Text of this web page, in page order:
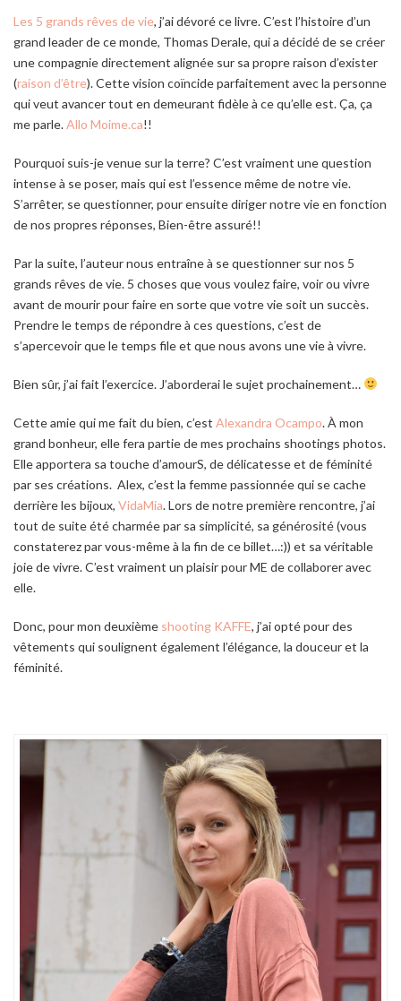
Les 5 grands rêves de vie, j’ai dévoré ce livre. C’est l’histoire d’un
grand leader de ce monde, Thomas Derale, qui a décidé de se créer
une compagnie directement alignée sur sa propre raison d’exister
(raison d’être). Cette vision coïncide parfaitement avec la personne
qui veut avancer tout en demeurant fidèle à ce qu’elle est. Ça, ça
me parle.Allo Moime.ca!!
Pourquoi suis-je venue sur la terre? C’est vraiment une question
intense à se poser, mais qui est l’essence même de notre vie.
S’arrêter, se questionner, pour ensuite diriger notre vie en fonction
de nos propres réponses, Bien-être assuré!!
Par la suite, l’auteur nous entraîne à se questionner sur nos 5
grands rêves de vie. 5 choses que vous voulez faire, voir ou vivre
avant de mourir pour faire en sorte que votre vie soit un succès.
Prendre le temps de répondre à ces questions, c’est de
s’apercevoir que le temps file et que nous avons une vie à vivre.
Bien sûr, j’ai fait l’exercice. J’aborderai le sujet prochainement…
Cette amie qui me fait du bien, c’est Alexandra Ocampo. À mon
grand bonheur, elle fera partie de mes prochains shootings photos.
Elle apportera sa touche d’amourS, de délicatesse et de féminité
par ses créations. Alex, c’est la femme passionnée qui se cache
derrière les bijoux, VidaMia. Lors de notre première rencontre, j’ai
tout de suite été charmée par sa simplicité, sa générosité (vous
constaterez par vous-même à la fin de ce billet…:)) et sa véritable
joie de vivre. C’est vraiment un plaisir pour ME de collaborer avec
elle.
Donc, pour mon deuxième shooting KAFFE, j’ai opté pour des
vêtements qui soulignent également l’élégance, la douceur et la
féminité.